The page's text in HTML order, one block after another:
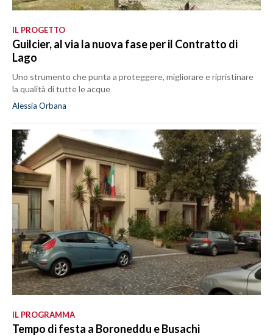
IL PROGETTO
Guilcier, al via la nuova fase per il Contratto di
Lago
Uno strumento che punta a proteggere, migliorare e ripristinare
la qualità di tutte le acque
Alessia Orbana
IL PROGRAMMA
Tempo di festa a Boroneddu e Busachi